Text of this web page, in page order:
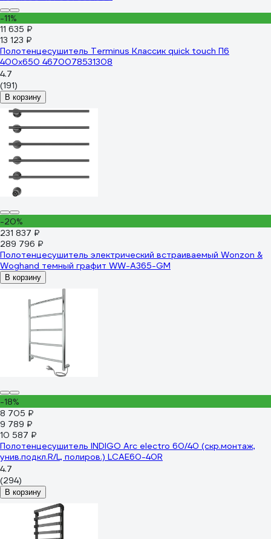
-11%
11 635 ₽
13 123 ₽
Полотенцесушитель Terminus Классик quick touch П6
400x650 4670078531308
4.7
(191)
В корзину
-20%
231 837 ₽
289 796 ₽
Полотенцесушитель электрический встраиваемый Wonzon &
Woghand темный графит WW-A365-GM
В корзину
-18%
8 705 ₽
9 789 ₽
10 587 ₽
Полотенцесушитель INDIGO Arc electro 60/40 (скр.монтаж,
унив.подкл.R/L, полиров.) LCAE60-40R
4.7
(294)
В корзину